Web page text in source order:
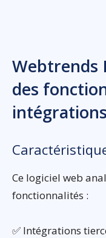
Webtrends
des
intégrations
Ce logiciel web
fonctionnalités :
✅ Intégrations